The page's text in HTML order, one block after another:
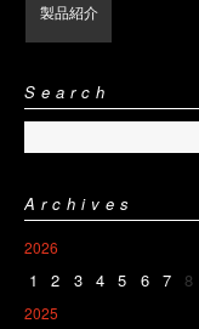
製品紹介
Search
Archives
2026
1 2 3 4 5 6 7 8
2025